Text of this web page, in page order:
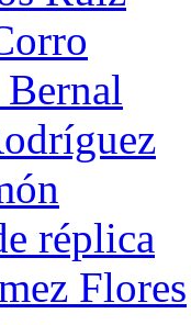
réplica
Flores